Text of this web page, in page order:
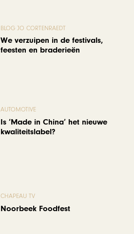
BLOG JO CORTENRAEDT
We verzuipen in de festivals,
feesten en braderieën
AUTOMOTIVE
Is ‘Made in China’ het nieuwe
kwaliteitslabel?
CHAPEAU TV
Noorbeek Foodfest